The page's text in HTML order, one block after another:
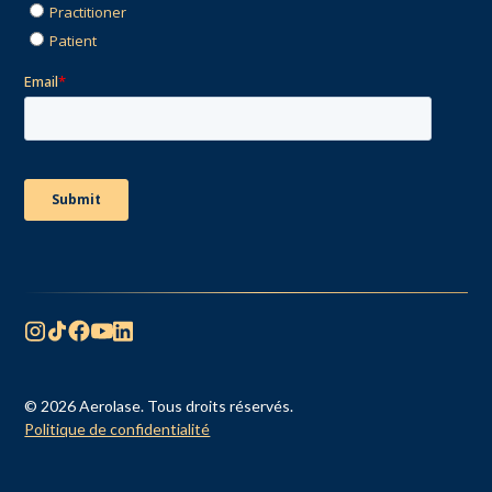
© 2026 Aerolase. Tous droits réservés.
Politique de confidentialité